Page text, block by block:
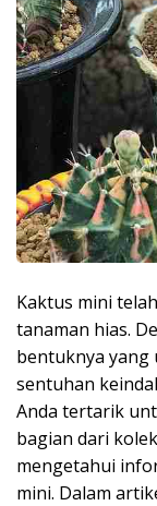
Kaktus mini
tanaman hias.
bentuknya yang
sentuhan
Anda tertarik
bagian dari
mengetahui
mini. Dalam